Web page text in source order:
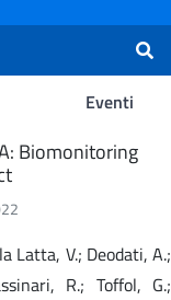
Eventi
Biomonitoring
Latta, V.; Deodati, A.;
R.; Toffol, G.;